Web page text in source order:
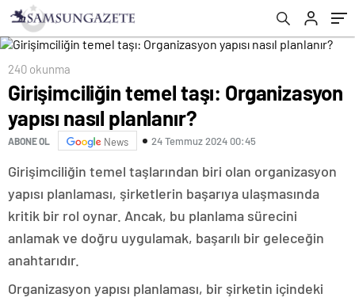
240 okunma
Girişimciliğin temel taşı: Organizasyon
yapısı nasıl planlanır?
ABONE OL News 24 Temmuz 2024 00:45
Girişimciliğin temel taşlarından biri olan organizasyon
yapısı planlaması, şirketlerin başarıya ulaşmasında
kritik bir rol oynar. Ancak, bu planlama sürecini
anlamak ve doğru uygulamak, başarılı bir geleceğin
anahtarıdır.
Organizasyon yapısı planlaması, bir şirketin içindeki